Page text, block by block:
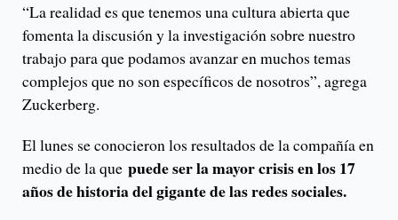
“La realidad es que tenemos una cultura abierta que
fomenta la discusión y la investigación sobre nuestro
trabajo para que podamos avanzar en muchos temas
complejos que no son específicos de nosotros”, agrega
Zuckerberg.
El lunes se conocieron los resultados de la compañía en
medio de la que puede ser la mayor crisis en los 17
años de historia del gigante de las redes sociales.